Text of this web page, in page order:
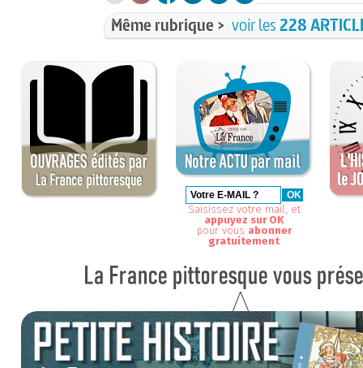
Même rubrique > voir les228
Saisissez votre mail, et
appuyez sur OK
pour vous abonner
gratuitement